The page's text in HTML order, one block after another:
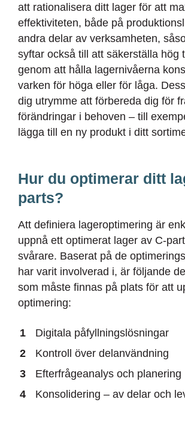
att rationalisera ditt lager för att
effektiviteten, både på
andra delar av verksamheten,
syftar också till att säkerställa hög
genom att hålla lagernivåerna
varken för höga eller för låga.
dig utrymme att förbereda dig för
förändringar i behoven – till
lägga till en ny produkt i ditt
Hur du optimerar ditt
parts?
Att definiera lageroptimering är
uppnå ett optimerat lager av C-
svårare. Baserat på de
har varit involverad i, är följande
som måste finnas på plats för att
optimering:
Digitala påfyllningslösningar
Kontroll över delanvändning
Efterfrågeanalys och planering
Konsolidering – av delar och